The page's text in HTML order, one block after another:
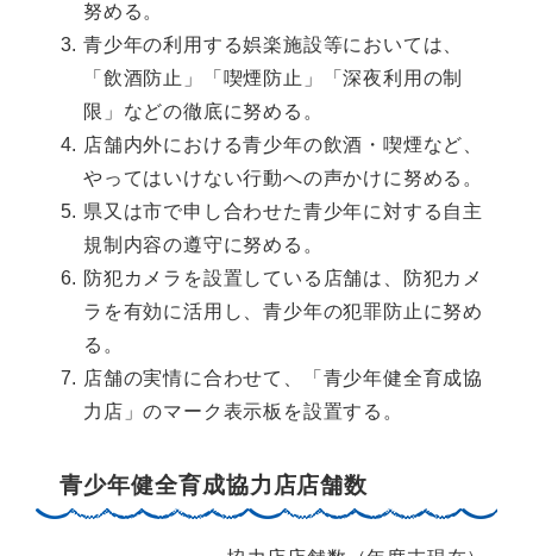
努める。
青少年の利用する娯楽施設等においては、
「飲酒防止」「喫煙防止」「深夜利用の制
限」などの徹底に努める。
店舗内外における青少年の飲酒・喫煙など、
やってはいけない行動への声かけに努める。
県又は市で申し合わせた青少年に対する自主
規制内容の遵守に努める。
防犯カメラを設置している店舗は、防犯カメ
ラを有効に活用し、青少年の犯罪防止に努め
る。
店舗の実情に合わせて、「青少年健全育成協
力店」のマーク表示板を設置する。
青少年健全育成協力店店舗数